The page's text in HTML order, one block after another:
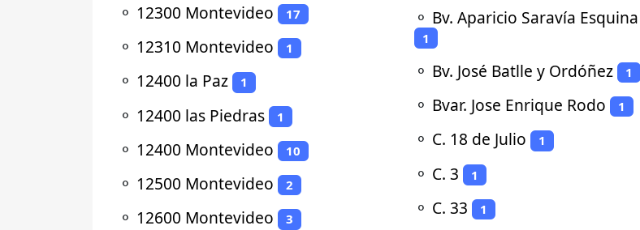
⚬ 12300 Montevideo 17
⚬ 12310 Montevideo 1
⚬ 12400 la Paz 1
⚬ 12400 las Piedras 1
⚬ 12400 Montevideo 10
⚬ 12500 Montevideo 2
⚬ 12600 Montevideo 3
⚬ Bv. Aparicio Saravía Esquina
1
⚬ Bv. José Batlle y Ordóñez 1
⚬ Bvar. Jose Enrique Rodo 1
⚬ C. 18 de Julio 1
⚬ C. 3 1
⚬ C. 33 1